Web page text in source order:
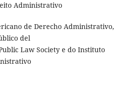
Administrativo
de Derecho Administrativo,
del
Law Society e do Instituto